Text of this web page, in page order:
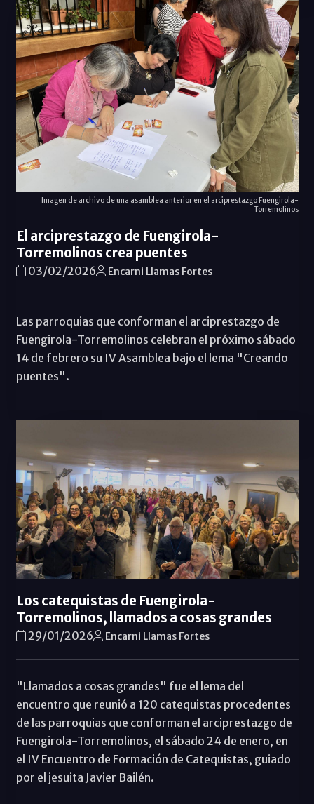
Imagen de archivo de una asamblea anterior en el arciprestazgo Fuengirola-
Torremolinos
El arciprestazgo de Fuengirola-
Torremolinos crea puentes
03/02/2026 Encarni Llamas Fortes
Las parroquias que conforman el arciprestazgo de
Fuengirola-Torremolinos celebran el próximo sábado
14 de febrero su IV Asamblea bajo el lema "Creando
puentes".
Los catequistas de Fuengirola-
Torremolinos, llamados a cosas grandes
29/01/2026 Encarni Llamas Fortes
"Llamados a cosas grandes" fue el lema del
encuentro que reunió a 120 catequistas procedentes
de las parroquias que conforman el arciprestazgo de
Fuengirola-Torremolinos, el sábado 24 de enero, en
el IV Encuentro de Formación de Catequistas, guiado
por el jesuita Javier Bailén.